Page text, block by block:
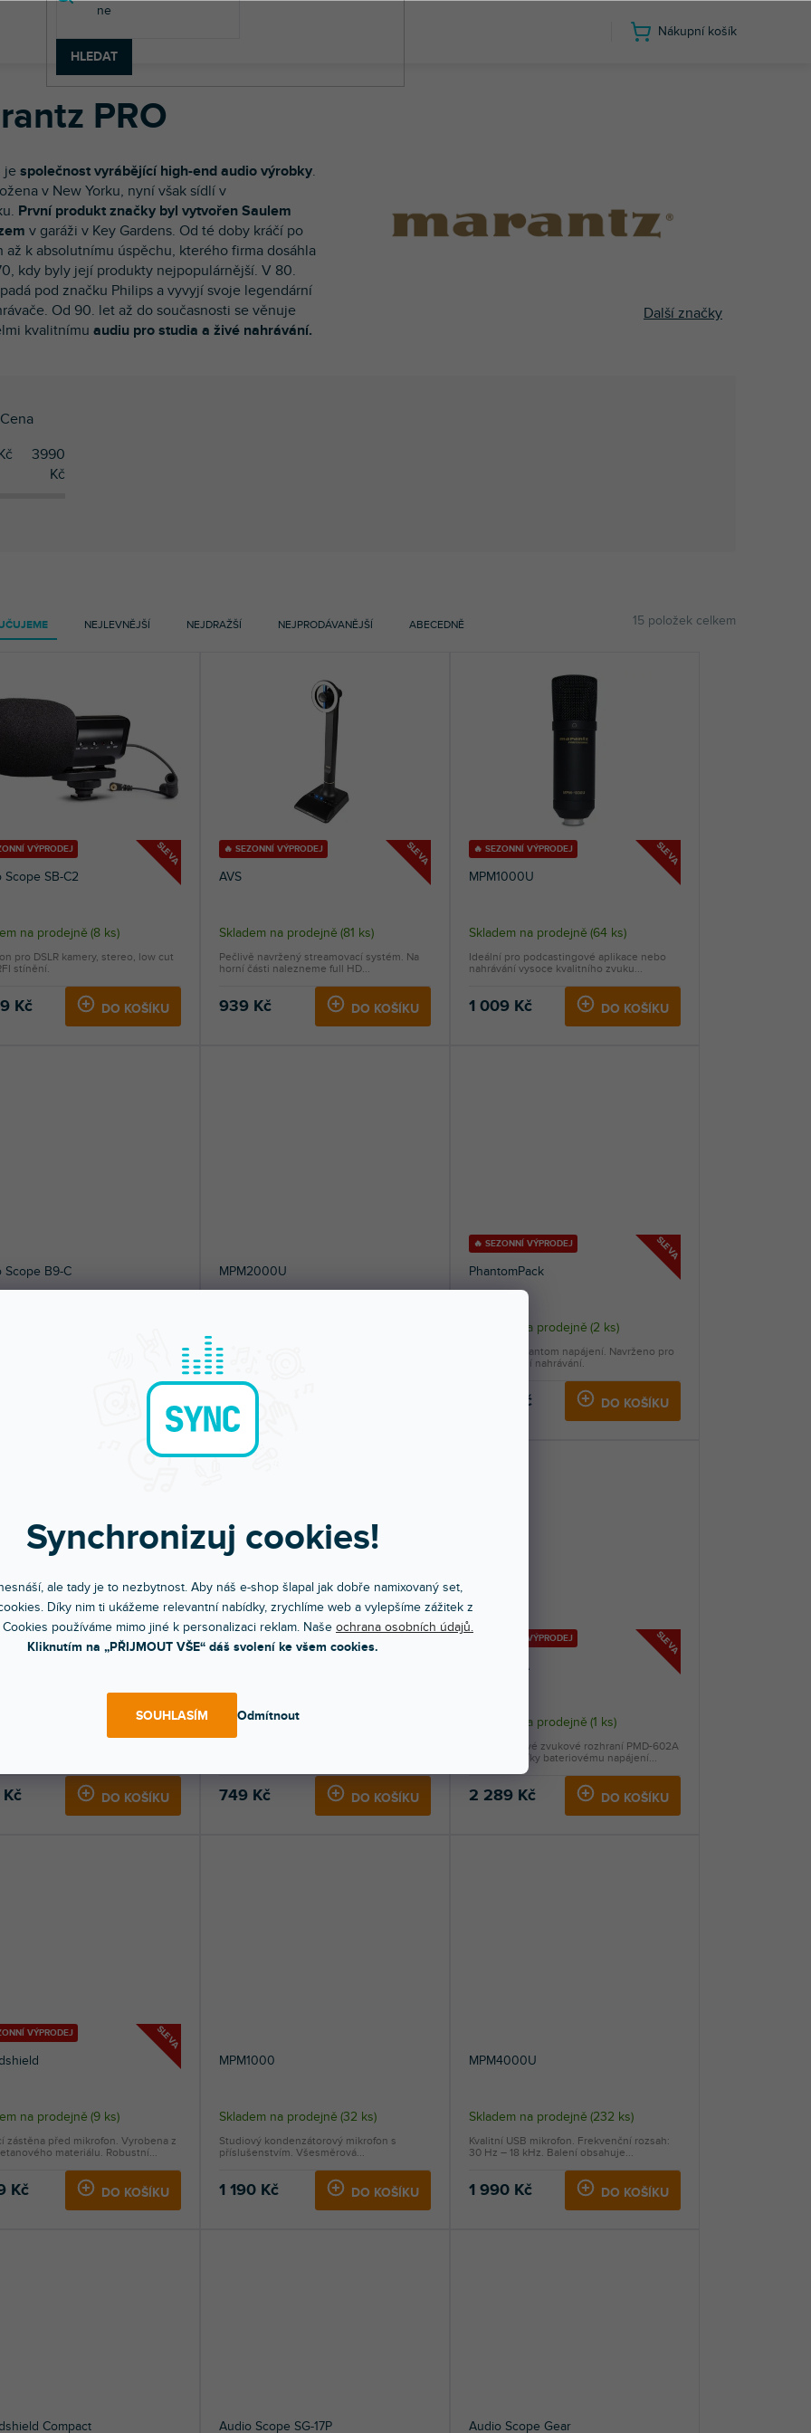
Synchronizuj cookies!
ale tady je to nezbytnost. Aby náš e-shop šlapal jak dobře namixovaný set,
Díky nim ti ukážeme relevantní nabídky, zrychlíme web a vylepšíme zážitek z
používáme mimo jiné k personalizaci reklam. Naše ochrana osobních údajů.
Kliknutím na „PŘIJMOUT VŠE“ dáš svolení ke všem cookies.
Odmítnout
SOUHLASÍM
HLEDAT
Nákupní košík
PRO
je společnost vyrábějící high-end audio výrobky.
v New Yorku, nyní však sídlí v
První produkt značky byl vytvořen Saulem
v garáži v Key Gardens. Od té doby kráčí po
až k absolutnímu úspěchu, kterého firma dosáhla
kdy byly její produkty nejpopulárnější. V 80.
pod značku Philips a vyvyjí svoje legendární
Od 90. let až do současnosti se věnuje
kvalitnímu audiu pro studia a živé nahrávání.
Další značky
Cena
3990
Kč
NEJLEVNĚJŠÍ NEJDRAŽŠÍ NEJPRODÁVANĚJŠÍ ABECEDNĚ 15 položek celkem
SLEVA
VÝPRODEJ
Scope SB-C2
na prodejně (8 ks)
Kč DO KOŠÍKU
pro DSLR kamery, stereo, low cut
stínění.
SLEVA
🔥 SEZONNÍ VÝPRODEJ
AVS
Skladem na prodejně (81 ks)
939 Kč DO KOŠÍKU
Pečlivě navržený streamovací systém. Na
horní části nalezneme full HD...
SLEVA
🔥 SEZONNÍ VÝPRODEJ
MPM1000U
Skladem na prodejně (64 ks)
1 009 Kč DO KOŠÍKU
Ideální pro podcastingové aplikace nebo
nahrávání vysoce kvalitního zvuku...
Scope B9-C
DO KOŠÍKU
MPM2000U
1 890 Kč
USB Kondenzátorový mikrofon vhodný pro
domácí nahrávací studia, tvůrce...
SLEVA
🔥 SEZONNÍ VÝPRODEJ
PhantomPack
Skladem na prodejně (2 ks)
1 699 Kč DO KOŠÍKU
Zdroj pro phantom napájení. Navrženo pro
profesionální nahrávání.
SLEVA
DO KOŠÍKU
Skladem na prodejně
749 Kč DO KOŠÍKU
SLEVA
🔥 SEZONNÍ VÝPRODEJ
PMD-602A
Skladem na prodejně (1 ks)
2 289 Kč DO KOŠÍKU
Dvoukanálové zvukové rozhraní PMD-602A
umožňuje díky bateriovému napájení...
SLEVA
VÝPRODEJ
na prodejně (9 ks)
Kč DO KOŠÍKU
zástěna před mikrofon. Vyrobena z
materiálu. Robustní...
MPM1000
Skladem na prodejně (32 ks)
1 190 Kč DO KOŠÍKU
Studiový kondenzátorový mikrofon s
příslušenstvím. Všesměrová...
MPM4000U
Skladem na prodejně (232 ks)
1 990 Kč DO KOŠÍKU
Kvalitní USB mikrofon. Frekvenční rozsah:
30 Hz – 18 kHz. Balení obsahuje...
Compact Audio Scope SG-17P Audio Scope Gear